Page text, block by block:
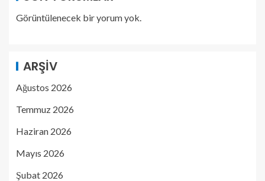
Görüntülenecek bir yorum yok.
ARŞIV
Ağustos 2026
Temmuz 2026
Haziran 2026
Mayıs 2026
Şubat 2026